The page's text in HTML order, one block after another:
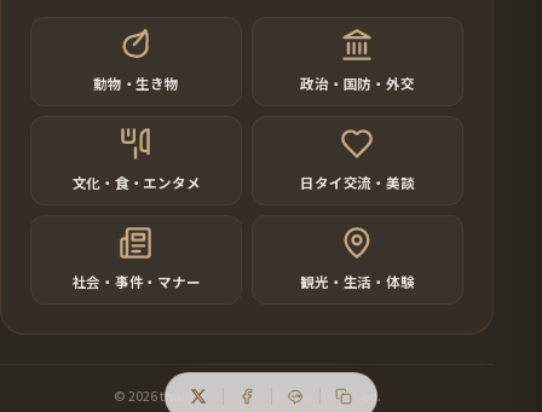
動物・生き物 政治・国防・外交
文化・食・エンタメ 日タイ交流・美談
社会・事件・マナー 観光・生活・体験
© 2026 thainokoe.com. All Rights Reserved.